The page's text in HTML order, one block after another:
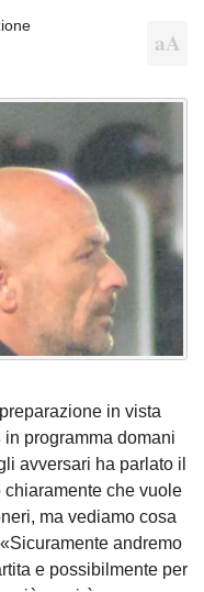
in vista
in programma domani
avversari ha parlato il
chiaramente che vuole
ma vediamo cosa
andremo
e possibilmente per